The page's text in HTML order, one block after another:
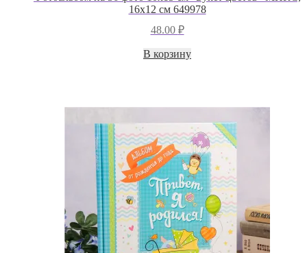
16х12 см 649978
48.00 ₽
В корзину